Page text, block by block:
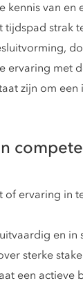
kennis van
tijdspad strak
ervaring met
zijn om
of ervaring in
en in
sterke
een actieve